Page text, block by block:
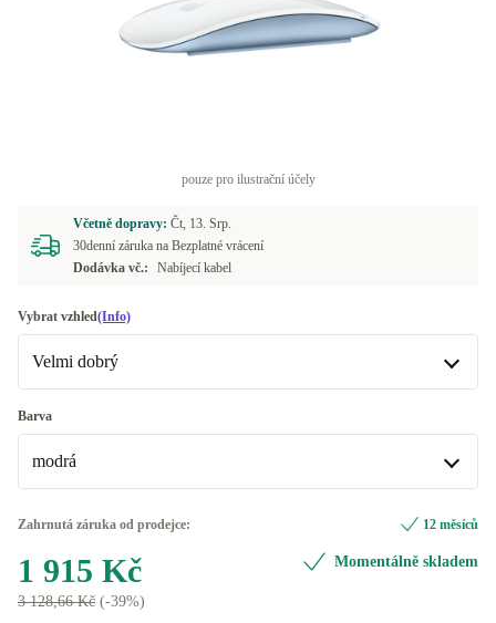
pouze pro ilustrační účely
Včetně dopravy: Čt, 13. Srp.
30denní záruka na Bezplatné vrácení
Dodávka vč.:
Nabíjecí kabel
Vybrat vzhled(Info)
Velmi dobrý
Velmi dobrý
Premium +244 Kč
Barva
modrá
zelená
K dispozici v jiné konfiguraci
Zahrnutá záruka od prodejce: 12 měsíců
1 915 Kč
3 128,66 Kč (-39%)
Momentálně skladem